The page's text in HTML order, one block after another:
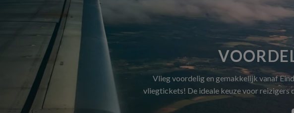
Vlieg voordelig en gemakkelijk vanaf
vliegtickets! De ideale keuze voor reizigers